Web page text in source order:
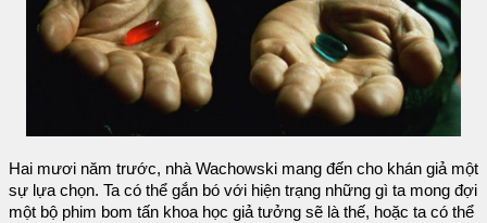
Hai mươi năm trước, nhà Wachowski mang đến cho khán giả một
sự lựa chọn. Ta có thể gắn bó với hiện trạng những gì ta mong đợi
một bộ phim bom tấn khoa học giả tưởng sẽ là thế, hoặc ta có thể